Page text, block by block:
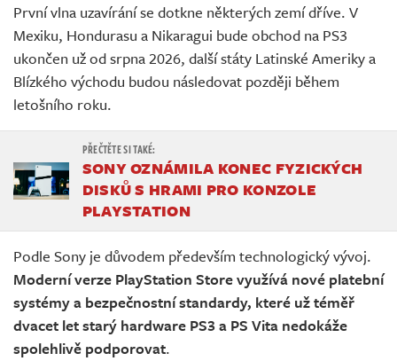
První vlna uzavírání se dotkne některých zemí dříve. V
Mexiku, Hondurasu a Nikaragui bude obchod na PS3
ukončen už od srpna 2026, další státy Latinské Ameriky a
Blízkého východu budou následovat později během
letošního roku.
SONY OZNÁMILA KONEC FYZICKÝCH
DISKŮ S HRAMI PRO KONZOLE
PLAYSTATION
Podle Sony je důvodem především technologický vývoj.
Moderní verze PlayStation Store využívá nové platební
systémy a bezpečnostní standardy, které už téměř
dvacet let starý hardware PS3 a PS Vita nedokáže
spolehlivě podporovat.